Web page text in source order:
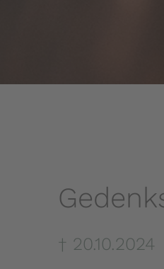
† 20.10.2024